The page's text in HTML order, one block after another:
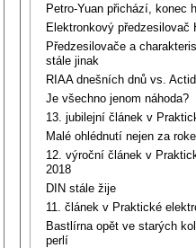
Petro-Yuan přichází, konec
Elektronkový předzesilovač
Předzesilovače a
stále jinak
RIAA dnešních dnů vs.
Je všechno jenom náhoda?
13. jubilejní článek v
Malé ohlédnutí nejen za
12. výroční článek v
2018
DIN stále žije
11. článek v Praktické
Bastlírna opět ve starých
perlí